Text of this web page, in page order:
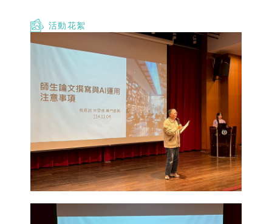
活動花絮